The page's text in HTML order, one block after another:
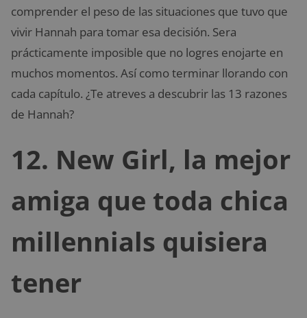
comprender el peso de las situaciones que tuvo que
vivir Hannah para tomar esa decisión. Sera
prácticamente imposible que no logres enojarte en
muchos momentos. Así como terminar llorando con
cada capítulo. ¿Te atreves a descubrir las 13 razones
de Hannah?
12. New Girl, la mejor
amiga que toda chica
millennials quisiera
tener